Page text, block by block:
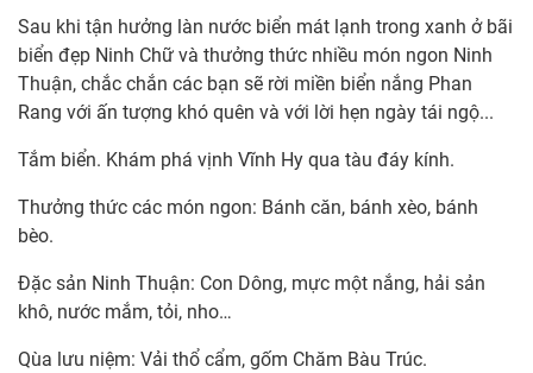
Sau khi tận hưởng làn nước biển mát lạnh trong xanh ở bãi
biển đẹp Ninh Chữ và thưởng thức nhiều món ngon Ninh
Thuận, chắc chắn các bạn sẽ rời miền biển nắng Phan
Rang với ấn tượng khó quên và với lời hẹn ngày tái ngộ...
Tắm biển. Khám phá vịnh Vĩnh Hy qua tàu đáy kính.
Thưởng thức các món ngon: Bánh căn, bánh xèo, bánh
bèo.
Đặc sản Ninh Thuận: Con Dông, mực một nắng, hải sản
khô, nước mắm, tỏi, nho…
Qùa lưu niệm: Vải thổ cẩm, gốm Chăm Bàu Trúc.